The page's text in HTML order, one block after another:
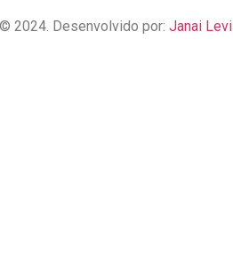
2024. Desenvolvido por: Janai Levi